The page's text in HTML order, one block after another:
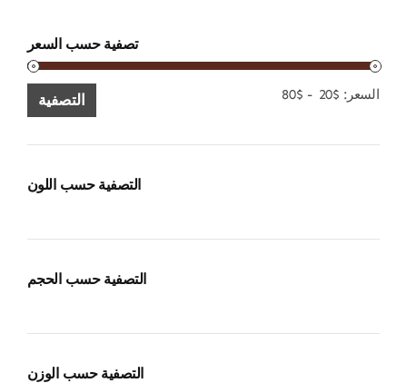
تصفية حسب السعر
الحد
للسعر
الحد
للسعر
التصفية السعر: $20
-
$80
التصفية حسب اللون
التصفية حسب الحجم
التصفية حسب الوزن